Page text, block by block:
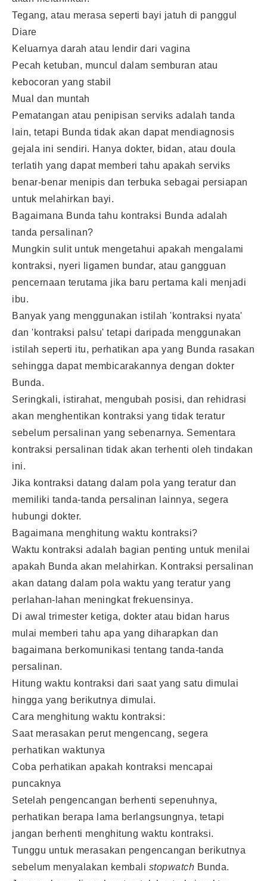
Tegang, atau merasa seperti bayi jatuh di panggul
Diare
Keluarnya darah atau lendir dari vagina
Pecah ketuban, muncul dalam semburan atau
kebocoran yang stabil
Mual dan muntah
Pematangan atau penipisan serviks adalah tanda
lain, tetapi Bunda tidak akan dapat mendiagnosis
gejala ini sendiri. Hanya dokter, bidan, atau doula
terlatih yang dapat memberi tahu apakah serviks
benar-benar menipis dan terbuka sebagai persiapan
untuk melahirkan bayi.
Bagaimana Bunda tahu kontraksi Bunda adalah
tanda persalinan?
Mungkin sulit untuk mengetahui apakah mengalami
kontraksi, nyeri ligamen bundar, atau gangguan
pencernaan terutama jika baru pertama kali menjadi
ibu.
Banyak yang menggunakan istilah 'kontraksi nyata'
dan 'kontraksi palsu' tetapi daripada menggunakan
istilah seperti itu, perhatikan apa yang Bunda rasakan
sehingga dapat membicarakannya dengan dokter
Bunda.
Seringkali, istirahat, mengubah posisi, dan rehidrasi
akan menghentikan kontraksi yang tidak teratur
sebelum persalinan yang sebenarnya. Sementara
kontraksi persalinan tidak akan terhenti oleh tindakan
ini.
Jika kontraksi datang dalam pola yang teratur dan
memiliki tanda-tanda persalinan lainnya, segera
hubungi dokter.
Bagaimana menghitung waktu kontraksi?
Waktu kontraksi adalah bagian penting untuk menilai
apakah Bunda akan melahirkan. Kontraksi persalinan
akan datang dalam pola waktu yang teratur yang
perlahan-lahan meningkat frekuensinya.
Di awal trimester ketiga, dokter atau bidan harus
mulai memberi tahu apa yang diharapkan dan
bagaimana berkomunikasi tentang tanda-tanda
persalinan.
Hitung waktu kontraksi dari saat yang satu dimulai
hingga yang berikutnya dimulai.
Cara menghitung waktu kontraksi:
Saat merasakan perut mengencang, segera
perhatikan waktunya
Coba perhatikan apakah kontraksi mencapai
puncaknya
Setelah pengencangan berhenti sepenuhnya,
perhatikan berapa lama berlangsungnya, tetapi
jangan berhenti menghitung waktu kontraksi.
Tunggu untuk merasakan pengencangan berikutnya
sebelum menyalakan kembali stopwatch Bunda.